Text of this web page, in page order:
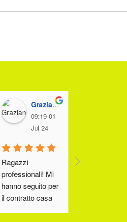
Graziano Basso
09:19 01
Jul 24
Ragazzi
professionali! Mi
hanno seguito per
il contratto casa